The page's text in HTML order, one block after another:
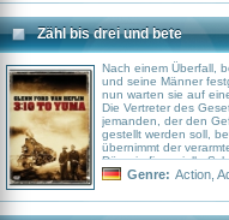
Zähl bis drei und bete
Nach einem Überfall,
und seine Männer
nun warten sie auf
Die Vertreter des
jemanden, der den
gestellt werden soll,
übernimmt der
Dürre in finanzielle
Seine Frau beschwört
Prinzipien.
Genre: Action